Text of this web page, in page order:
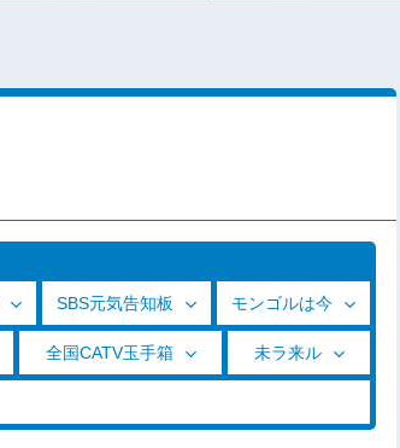
SBS元気告知板 モンゴルは今
全国CATV玉手箱 未ラ来ル